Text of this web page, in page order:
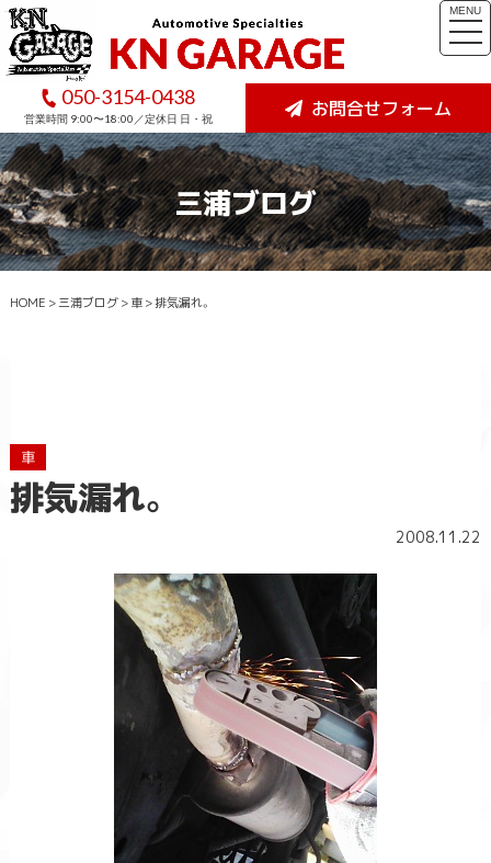
050-3154-0438
営業時間 9:00〜18:00／定休日 日・祝 お問合せフォーム
MENU
三浦ブログ
HOME >三浦ブログ>車>排気漏れ。
車
排気漏れ。
2008.11.22